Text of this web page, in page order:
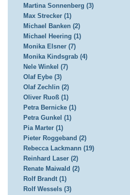
Martina Sonnenberg (3)
Max Strecker (1)
Michael Banken (2)
Michael Heering (1)
Monika Elsner (7)
Monika Kindsgrab (4)
Nele Winkel (7)
Olaf Eybe (3)
Olaf Zechlin (2)
Oliver Ruoß (1)
Petra Bernicke (1)
Petra Gunkel (1)
Pia Marter (1)
Pieter Roggeband (2)
Rebecca Lackmann (19)
Reinhard Laser (2)
Renate Maiwald (2)
Rolf Brandt (1)
Rolf Wessels (3)